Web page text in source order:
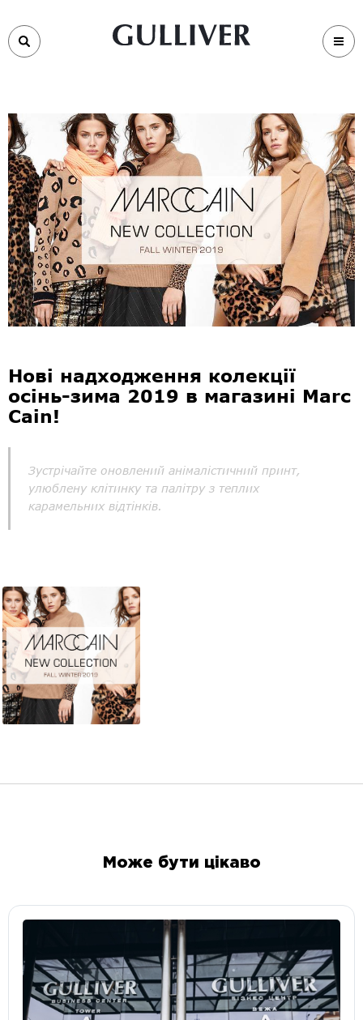
Нові надходження колекції
осінь-зима 2019 в магазині Marc
Cain!
Зустрічайте оновлений анімалістичний принт,
улюблену клітинку та палітру з теплих
карамельних відтінків.
Може бути цікаво